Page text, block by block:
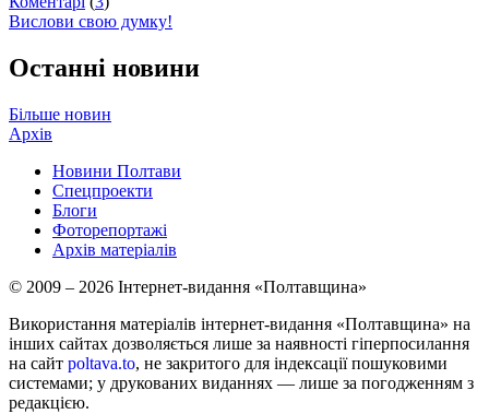
Вислови свою думку!
Останні новини
Більше новин
Архів
Новини Полтави
Спецпроекти
Блоги
Фоторепортажі
Архів матеріалів
© 2009 – 2026 Інтернет-видання «Полтавщина»
Використання матеріалів інтернет-видання «Полтавщина» на
інших сайтах дозволяється лише за наявності гіперпосилання
на сайт poltava.to, не закритого для індексації пошуковими
системами; у друкованих виданнях — лише за погодженням з
редакцією.